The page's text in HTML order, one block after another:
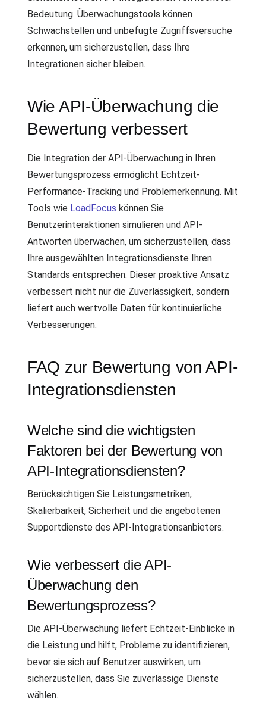
Bedeutung. Überwachungstools können
Schwachstellen und unbefugte Zugriffsversuche
erkennen, um sicherzustellen, dass Ihre
Integrationen sicher bleiben.
Wie API-Überwachung die
Bewertung verbessert
Die Integration der API-Überwachung in Ihren
Bewertungsprozess ermöglicht Echtzeit-
Performance-Tracking und Problemerkennung. Mit
Tools wie LoadFocus können Sie
Benutzerinteraktionen simulieren und API-
Antworten überwachen, um sicherzustellen, dass
Ihre ausgewählten Integrationsdienste Ihren
Standards entsprechen. Dieser proaktive Ansatz
verbessert nicht nur die Zuverlässigkeit, sondern
liefert auch wertvolle Daten für kontinuierliche
Verbesserungen.
FAQ zur Bewertung von API-
Integrationsdiensten
Welche sind die wichtigsten
Faktoren bei der Bewertung von
API-Integrationsdiensten?
Berücksichtigen Sie Leistungsmetriken,
Skalierbarkeit, Sicherheit und die angebotenen
Supportdienste des API-Integrationsanbieters.
Wie verbessert die API-
Überwachung den
Bewertungsprozess?
Die API-Überwachung liefert Echtzeit-Einblicke in
die Leistung und hilft, Probleme zu identifizieren,
bevor sie sich auf Benutzer auswirken, um
sicherzustellen, dass Sie zuverlässige Dienste
wählen.